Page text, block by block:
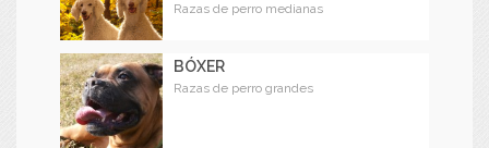
Razas de perro medianas
BÓXER
Razas de perro grandes